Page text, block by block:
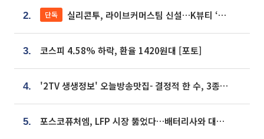
2. 단독 실리콘투, 라이브커머스팀 신설…K뷰티 ‘글로벌 판매망’ 확대[K뷰티 라방戰]
3. 코스피 4.58% 하락, 환율 1420원대 [포토]
4. '2TV 생생정보' 오늘방송맛집- 결정적 한 수, 3종 메밀면! 메밀 소바 맛집 '의○○○○'
5. 포스코퓨처엠, LFP 시장 뚫었다…배터리사와 대규모 장기 공급 합의